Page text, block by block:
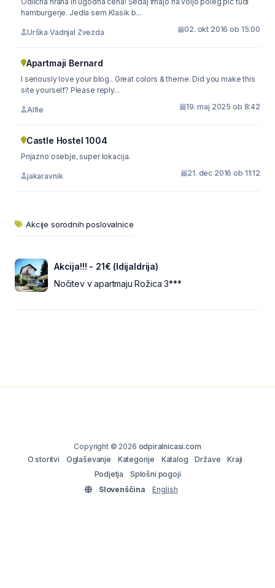
hamburgerje. Jedla sem Klasik b...
Urška Vadnjal Zvezda 02. okt 2016 ob 15:00
Apartmaji Bernard
I seriously love your blog.. Great colors & theme. Did you make this
site yourself? Please reply...
Alfie 19. maj 2025 ob 8:42
Castle Hostel 1004
Prijazno osebje, super lokacija.
jakaravnik 21. dec 2016 ob 11:12
Akcije sorodnih poslovalnice
Akcija!!! - 21€ (IdijaIdrija)
Nočitev v apartmaju Rožica 3***
Copyright © 2026 odpiralnicasi.com
O storitvi
Oglaševanje Kategorije Katalog Države
Kraji
Podjetja
Splošni pogoji
Slovenščina
English